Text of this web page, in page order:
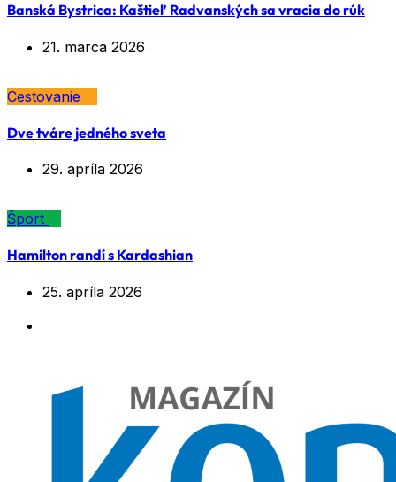
Banská Bystrica: Kaštieľ Radvanských sa vracia do rúk
21. marca 2026
Cestovanie
Dve tváre jedného sveta
29. apríla 2026
Šport
Hamilton randí s Kardashian
25. apríla 2026